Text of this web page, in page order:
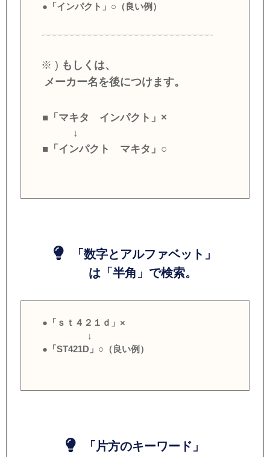
●「インパクト」○（良い例）
※ ) もしくは、
メーカー名を後につけます。
■「マキタ インパクト」×
↓
■「インパクト マキタ」○
「数字とアルファベット」
は「半角」で検索。
●「ｓｔ４２１ｄ」×
↓
●「ST421D」○（良い例）
「片方のキーワード」